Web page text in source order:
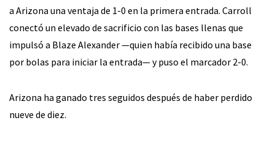
a Arizona una ventaja de 1-0 en la primera entrada. Carroll
conectó un elevado de sacrificio con las bases llenas que
impulsó a Blaze Alexander —quien había recibido una base
por bolas para iniciar la entrada— y puso el marcador 2-0.
Arizona ha ganado tres seguidos después de haber perdido
nueve de diez.